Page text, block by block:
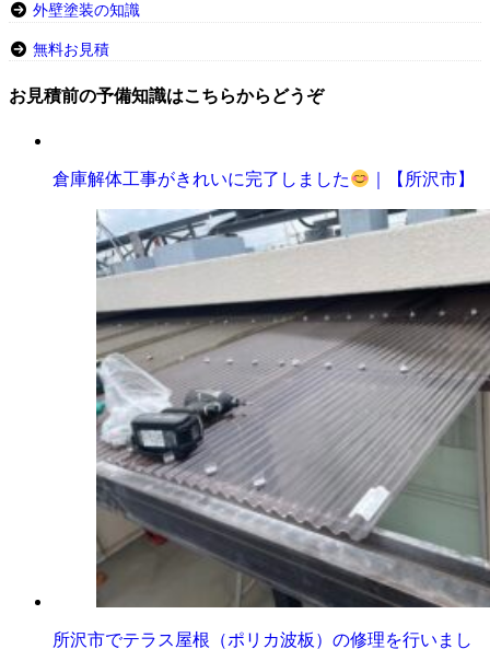
外壁塗装の知識
無料お見積
お見積前の予備知識はこちらからどうぞ
倉庫解体工事がきれいに完了しました ｜【所沢市】
所沢市でテラス屋根（ポリカ波板）の修理を行いまし